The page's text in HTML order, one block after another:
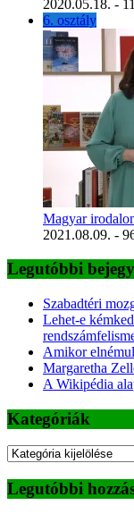
2020.05.18. -
6. osztály
Magyar
2021.08.09. -
Legutóbbi
Szabadtéri
Lehet-e
Amikor
Margaretha
A Wikipédia
Kategóriák
Kategóriák
Legutóbbi